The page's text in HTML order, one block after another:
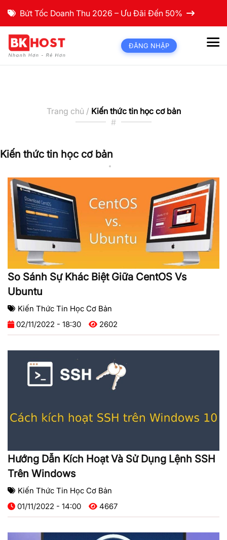
Bứt Tốc Doanh Thu 2026 – Ưu Đãi Đến 50%
ĐĂNG NHẬP
Trang chủ / Kiến thức tin học cơ bản
#
Kiến thức tin học cơ bản
So Sánh Sự Khác Biệt Giữa CentOS Vs
Ubuntu
Kiến Thức Tin Học Cơ Bản
02/11/2022 - 18:30
2602
Hướng Dẫn Kích Hoạt Và Sử Dụng Lệnh SSH
Trên Windows
Kiến Thức Tin Học Cơ Bản
01/11/2022 - 14:00
4667